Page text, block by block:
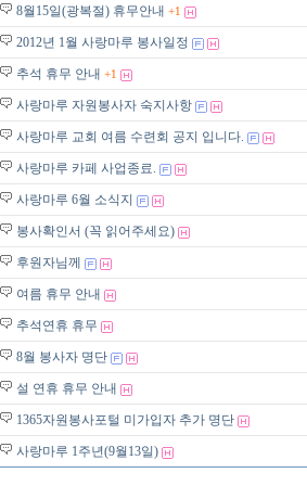
8월15일(광복절) 휴무안내 +1
2012년 1월 사랑마루 봉사일정
추석 휴무 안내 +1
사랑마루 자원봉사자 숙지사항
사랑마루 교회 여름 수련회 공지 입니다.
사랑마루 카페 사업종료.
사랑마루 6월 소식지
봉사확인서 (꼭 읽어주세요)
후원자님께
여름 휴무 안내
추석연휴 휴무
8월 봉사자 명단
설 연휴 휴무 안내
1365자원봉사포털 미가입자 추가 명단
사랑마루 1주년(9월13일)